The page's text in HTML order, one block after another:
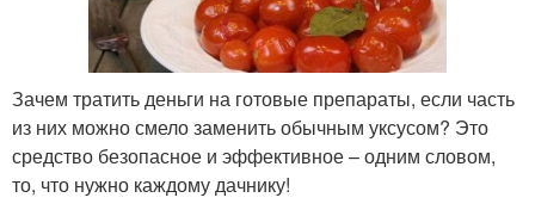
Зачем тратить деньги на готовые препараты, если часть
из них можно смело заменить обычным уксусом? Это
средство безопасное и эффективное – одним словом,
то, что нужно каждому дачнику!